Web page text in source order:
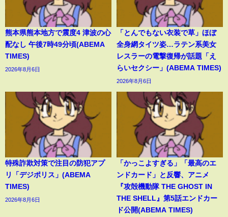
熊本県熊本地方で震度4 津波の心
配なし 午後7時49分頃(ABEMA
TIMES)
2026年8月6日
「とんでもない衣装で草」ほぼ
全身網タイツ姿…ラテン系美女
レスラーの電撃復帰が話題「え
らいセクシー」(ABEMA TIMES)
2026年8月6日
特殊詐欺対策で注目の防犯アプ
リ「デジポリス」(ABEMA
TIMES)
2026年8月6日
「かっこよすぎる」「最高のエ
ンドカード」と反響、アニメ
『攻殻機動隊 THE GHOST IN
THE SHELL』第5話エンドカー
ド公開(ABEMA TIMES)